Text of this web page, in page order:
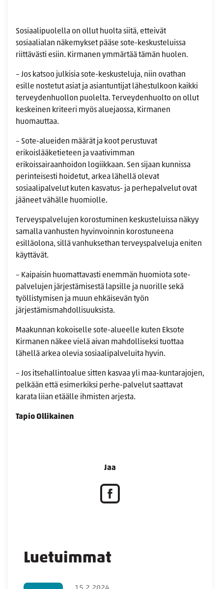
Luetuimmat
Sosiaalipuolella on ollut huolta siitä, etteivät
sosiaalialan näkemykset pääse sote-keskusteluissa
riittävästi esiin. Kirmanen ymmärtää tämän huolen.
– Jos katsoo julkisia sote-keskusteluja, niin ovathan
esille nostetut asiat ja asiantuntijat lähestulkoon kaikki
terveydenhuollon puolelta. Terveydenhuolto on ollut
keskeinen kriteeri myös aluejaossa, Kirmanen
huomauttaa.
– Sote-alueiden määrät ja koot perustuvat
erikoislääketieteen ja vaativimman
erikoissairaanhoidon logiikkaan. Sen sijaan kunnissa
perinteisesti hoidetut, arkea lähellä olevat
sosiaalipalvelut kuten kasvatus- ja perhepalvelut ovat
jääneet vähälle huomiolle.
Terveyspalvelujen korostuminen keskusteluissa näkyy
samalla vanhusten hyvinvoinnin korostuneena
esilläolona, sillä vanhuksethan terveyspalveluja eniten
käyttävät.
– Kaipaisin huomattavasti enemmän huomiota sote-
palvelujen järjestämisestä lapsille ja nuorille sekä
työllistymisen ja muun ehkäisevän työn
järjestämismahdollisuuksista.
Maakunnan kokoiselle sote-alueelle kuten Eksote
Kirmanen näkee vielä aivan mahdolliseksi tuottaa
lähellä arkea olevia sosiaalipalveluita hyvin.
– Jos itsehallintoalue sitten kasvaa yli maa-kuntarajojen,
pelkään että esimerkiksi perhe-palvelut saattavat
karata liian etäälle ihmisten arjesta.
Tapio Ollikainen
Jaa